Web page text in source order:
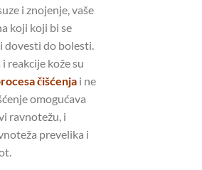
i znojenje, vaše
koji koji bi se
dovesti do bolesti.
reakcije kože su
čišćenja i ne
omogućava
ravnotežu, i
prevelika i